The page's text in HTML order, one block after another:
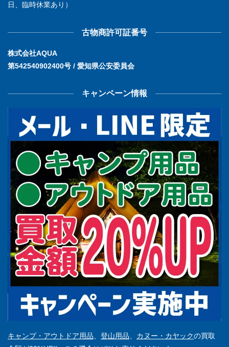
日、臨時休業あり）
古物商許可証番号
株式会社AQUA
第542540902400号 / 愛知県公安委員会
キャンペーン情報
キャンプ・アウトドア用品 登山用品 カヌー・カヤックの買取